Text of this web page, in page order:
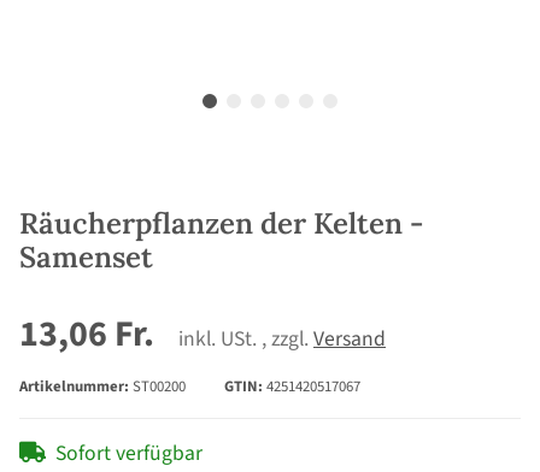
Räucherpflanzen der Kelten -
Samenset
13,06 Fr. inkl. USt. , zzgl. Versand
Artikelnummer: ST00200 GTIN: 4251420517067
Sofort verfügbar